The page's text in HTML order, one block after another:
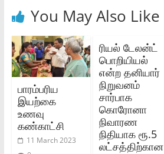
You May Also Like
பாரம்பரிய
இயற்கை
உணவு
கண்காட்சி
11 March 2023
ரியல் டேலன்ட்
பொறியியல்
என்ற தனியார்
நிறுவனம்
சார்பாக
கொரோனா
நிவாரண
நிதியாக ரூ.5
லட்சத்திற்கான